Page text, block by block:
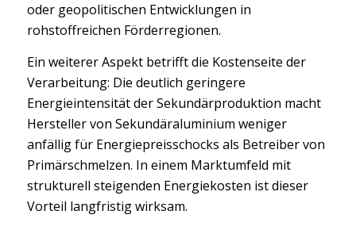
oder geopolitischen Entwicklungen in
rohstoffreichen Förderregionen.
Ein weiterer Aspekt betrifft die Kostenseite der
Verarbeitung: Die deutlich geringere
Energieintensität der Sekundärproduktion macht
Hersteller von Sekundäraluminium weniger
anfällig für Energiepreisschocks als Betreiber von
Primärschmelzen. In einem Marktumfeld mit
strukturell steigenden Energiekosten ist dieser
Vorteil langfristig wirksam.